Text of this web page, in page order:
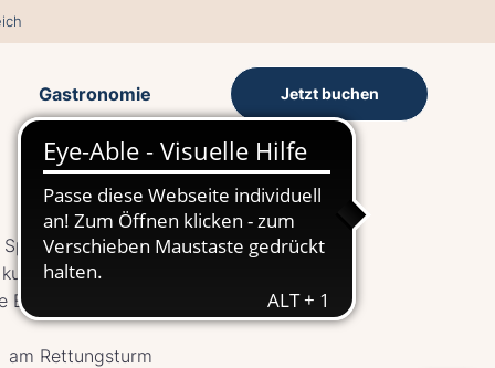
Gastronomie Jetzt buchen
so sehr
Eltern dürfen
Rettungsturm